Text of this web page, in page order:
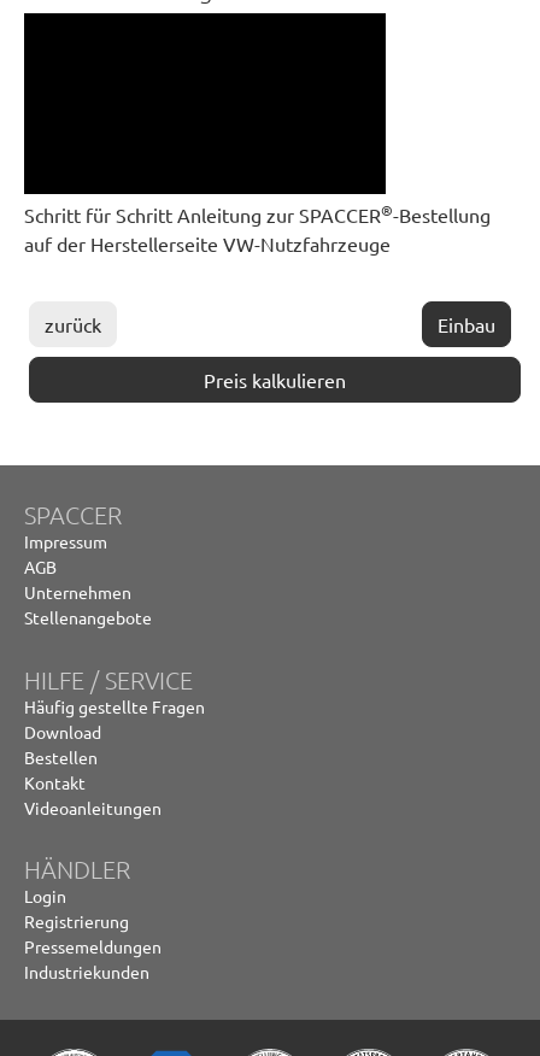
Schritt für Schritt Anleitung zur SPACCER®-Bestellung
auf der Herstellerseite VW-Nutzfahrzeuge
zurück Einbau
Preis kalkulieren
SPACCER
Impressum
AGB
Unternehmen
Stellenangebote
HILFE / SERVICE
Häufig gestellte Fragen
Download
Bestellen
Kontakt
Videoanleitungen
HÄNDLER
Login
Registrierung
Pressemeldungen
Industriekunden